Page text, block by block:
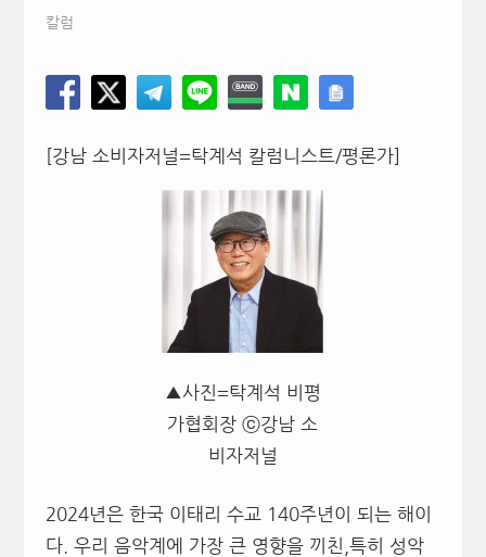
칼럼
[강남 소비자저널=탁계석 칼럼니스트/평론가]
▲사진=탁계석 비평
가협회장 ⓒ강남 소
비자저널
2024년은 한국 이태리 수교 140주년이 되는 해이
다. 우리 음악계에 가장 큰 영향을 끼친,특히 성악